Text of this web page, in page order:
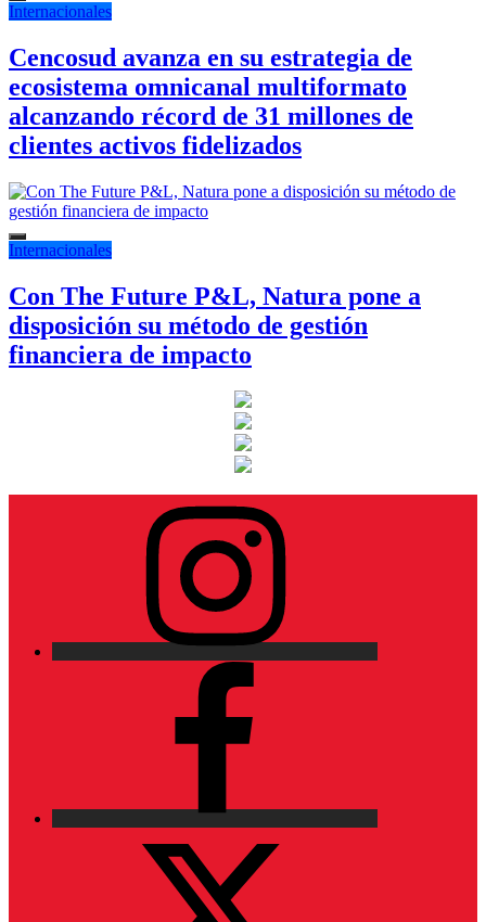
Internacionales
Cencosud avanza en su estrategia de
ecosistema omnicanal multiformato
alcanzando récord de 31 millones de
clientes activos fidelizados
Internacionales
Con The Future P&L, Natura pone a
disposición su método de gestión
financiera de impacto